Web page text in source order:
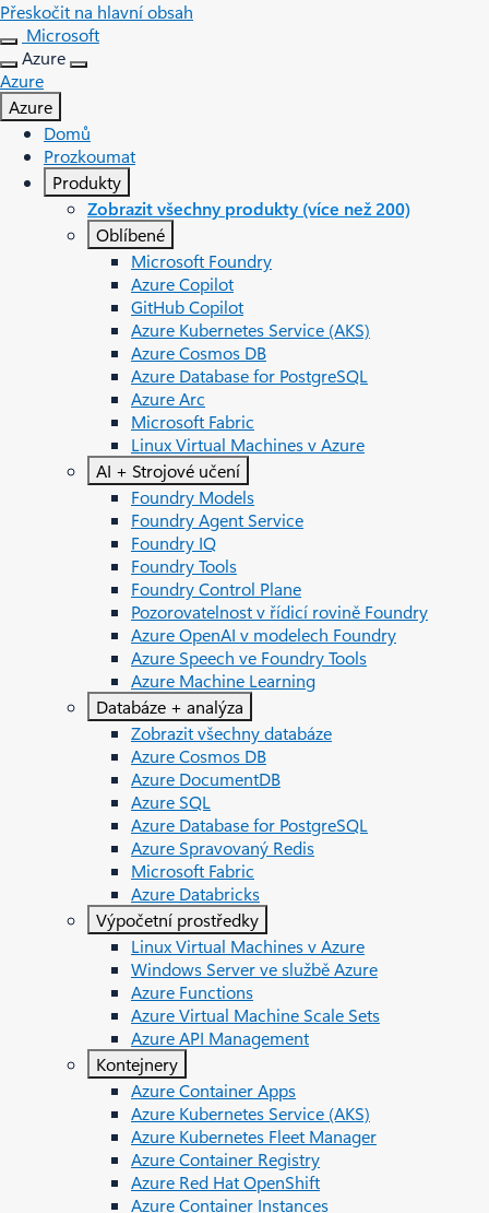
Přeskočit na hlavní obsah
Microsoft
Azure
Azure
Azure
Domů
Prozkoumat
Produkty
Zobrazit všechny produkty (více než 200)
Oblíbené
Microsoft Foundry
Azure Copilot
GitHub Copilot
Azure Kubernetes Service (AKS)
Azure Cosmos DB
Azure Database for PostgreSQL
Azure Arc​
Microsoft Fabric
Linux Virtual Machines v Azure
AI + Strojové učení
Foundry Models
Foundry Agent Service
Foundry IQ
Foundry Tools
Foundry Control Plane
Pozorovatelnost v řídicí rovině Foundry
Azure OpenAI v modelech Foundry
Azure Speech ve Foundry Tools
Azure Machine Learning
Databáze + analýza
Zobrazit všechny databáze
Azure Cosmos DB
Azure DocumentDB
Azure SQL
Azure Database for PostgreSQL
Azure Spravovaný Redis
Microsoft Fabric
Azure Databricks
Výpočetní prostředky
Linux Virtual Machines v Azure
Windows Server ve službě Azure
Azure Functions
Azure Virtual Machine Scale Sets
Azure API Management
Kontejnery
Azure Container Apps
Azure Kubernetes Service (AKS)
Azure Kubernetes Fleet Manager
Azure Container Registry
Azure Red Hat OpenShift
Azure Container Instances​